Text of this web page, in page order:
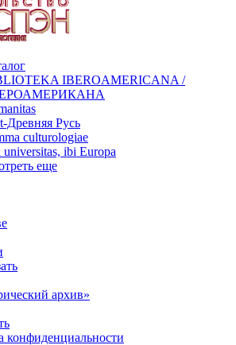
IBEROAMERICANA /
Древняя Русь
culturologiae
ibi Europa
еще
архив»‎
конфиденциальности